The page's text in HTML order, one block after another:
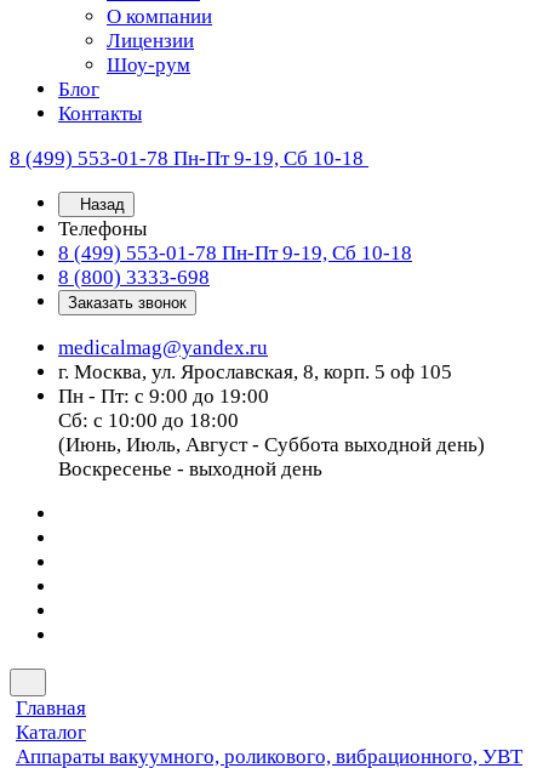
О компании
Лицензии
Шоу-рум
Блог
Контакты
8 (499) 553-01-78 Пн-Пт 9-19, Сб 10-18
Назад
Телефоны
8 (499) 553-01-78 Пн-Пт 9-19, Сб 10-18
8 (800) 3333-698
Заказать звонок
medicalmag@yandex.ru
г. Москва, ул. Ярославская, 8, корп. 5 оф 105
Пн - Пт: с 9:00 до 19:00
Сб: с 10:00 до 18:00
(Июнь, Июль, Август - Суббота выходной день)
Воскресенье - выходной день
Главная
Каталог
Аппараты вакуумного, роликового, вибрационного, УВТ